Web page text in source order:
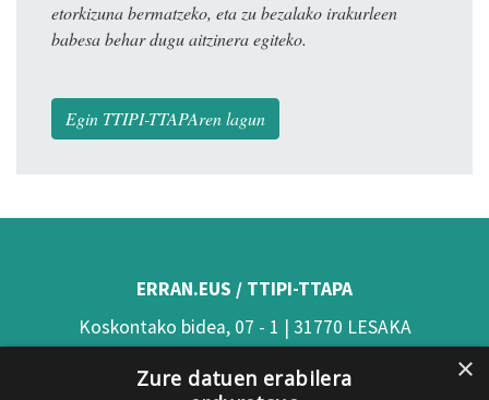
etorkizuna bermatzeko, eta zu bezalako irakurleen
babesa behar dugu aitzinera egiteko.
Egin TTIPI-TTAPAren lagun
ERRAN.EUS / TTIPI-TTAPA
Koskontako bidea, 07 - 1 | 31770 LESAKA
(Nafarroa)
×
Zure datuen erabilera